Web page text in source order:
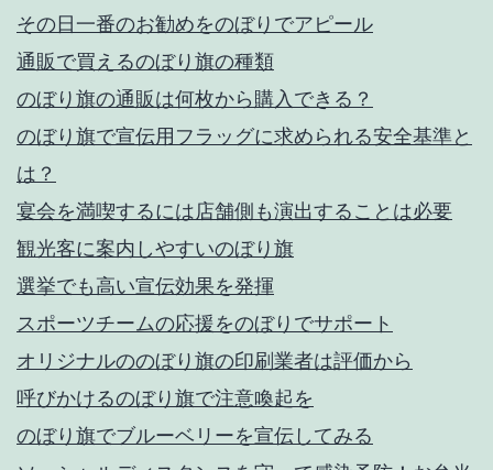
その日一番のお勧めをのぼりでアピール
通販で買えるのぼり旗の種類
のぼり旗の通販は何枚から購入できる？
のぼり旗で宣伝用フラッグに求められる安全基準と
は？
宴会を満喫するには店舗側も演出することは必要
観光客に案内しやすいのぼり旗
選挙でも高い宣伝効果を発揮
スポーツチームの応援をのぼりでサポート
オリジナルののぼり旗の印刷業者は評価から
呼びかけるのぼり旗で注意喚起を
のぼり旗でブルーベリーを宣伝してみる